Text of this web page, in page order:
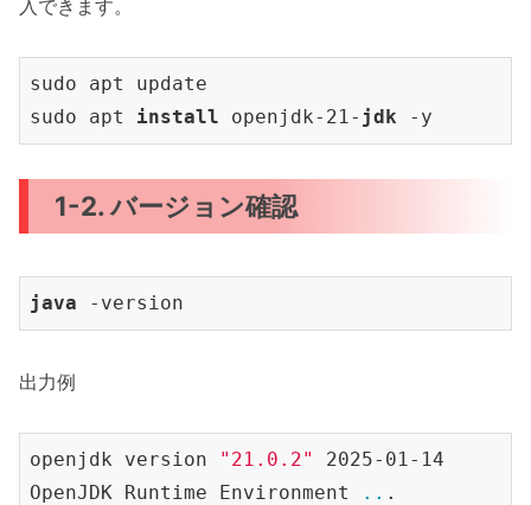
入できます。
sudo apt update
sudo apt install openjdk-21- jdk
1-2. バージョン確認
java
出力例
openjdk version "21.0.2"
2025-01-14
OpenJDK Runtime Environment
.. .